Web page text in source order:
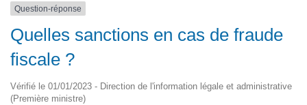
Question-réponse
Quelles sanctions en cas de fraude
fiscale ?
Vérifié le 01/01/2023 - Direction de l'information légale et administrative
(Première ministre)